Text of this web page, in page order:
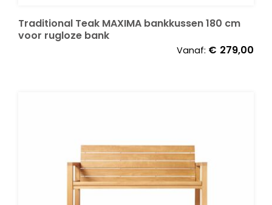
Traditional Teak MAXIMA bankkussen 180 cm
voor rugloze bank
Vanaf: € 279,00